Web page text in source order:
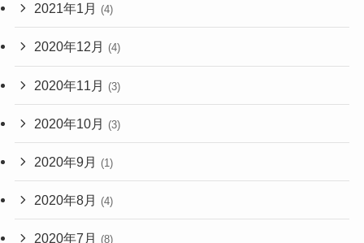
2021年1月 (4)
2020年12月 (4)
2020年11月 (3)
2020年10月 (3)
2020年9月 (1)
2020年8月 (4)
2020年7月 (8)